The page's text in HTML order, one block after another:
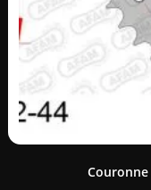
Couronne